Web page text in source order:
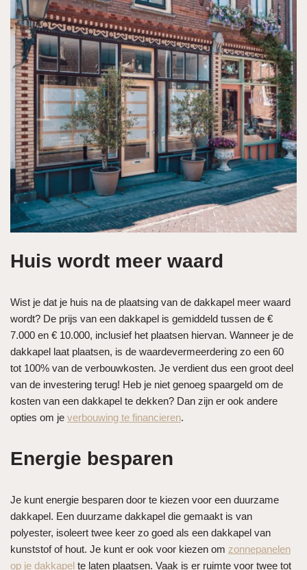
Huis wordt meer waard
Wist je dat je huis na de plaatsing van de dakkapel meer waard
wordt? De prijs van een dakkapel is gemiddeld tussen de €
7.000 en € 10.000, inclusief het plaatsen hiervan. Wanneer je de
dakkapel laat plaatsen, is de waardevermeerdering zo een 60
tot 100% van de verbouwkosten. Je verdient dus een groot deel
van de investering terug! Heb je niet genoeg spaargeld om de
kosten van een dakkapel te dekken? Dan zijn er ook andere
opties om je verbouwing te financieren.
Energie besparen
Je kunt energie besparen door te kiezen voor een duurzame
dakkapel. Een duurzame dakkapel die gemaakt is van
polyester, isoleert twee keer zo goed als een dakkapel van
kunststof of hout. Je kunt er ook voor kiezen om zonnepanelen
op je dakkapel te laten plaatsen. Vaak is er ruimte voor twee tot